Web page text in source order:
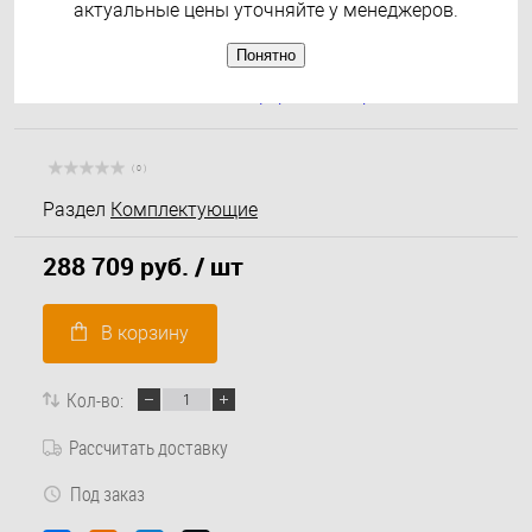
( 0 )
Раздел Комплектующие
288 709 руб. / шт
В корзину
Кол-во:
Рассчитать доставку
Под заказ
актуальные цены уточняйте у менеджеров.
Понятно